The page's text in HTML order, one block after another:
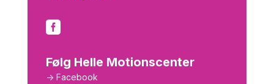

Følg Helle Motionscenter
-> Facebook